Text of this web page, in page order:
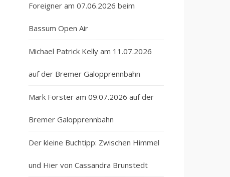
Foreigner am 07.06.2026 beim
Bassum Open Air
Michael Patrick Kelly am 11.07.2026
auf der Bremer Galopprennbahn
Mark Forster am 09.07.2026 auf der
Bremer Galopprennbahn
Der kleine Buchtipp: Zwischen Himmel
und Hier von Cassandra Brunstedt